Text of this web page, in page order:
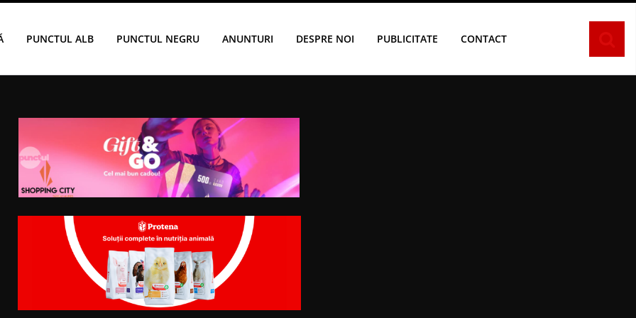
PUNCTUL ALB PUNCTUL NEGRU ANUNTURI DESPRE NOI PUBLICITATE CONTACT